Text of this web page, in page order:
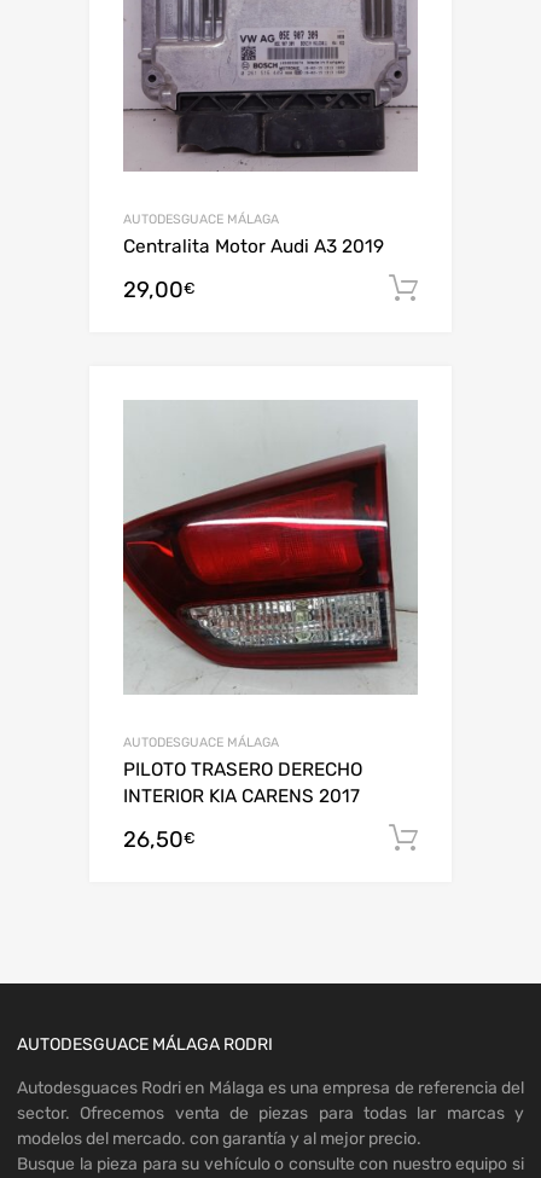
AUTODESGUACE MÁLAGA
Centralita Motor Audi A3 2019
29,00€
AUTODESGUACE MÁLAGA
PILOTO TRASERO DERECHO
INTERIOR KIA CARENS 2017
26,50€
AUTODESGUACE MÁLAGA RODRI
Autodesguaces Rodri en Málaga es una empresa de referencia del
sector. Ofrecemos venta de piezas para todas lar marcas y
modelos del mercado. con garantía y al mejor precio.
Busque la pieza para su vehículo o consulte con nuestro equipo si